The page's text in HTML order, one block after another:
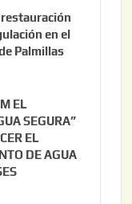
en el
Palmillas
EL
SEGURA”
EL
DE AGUA